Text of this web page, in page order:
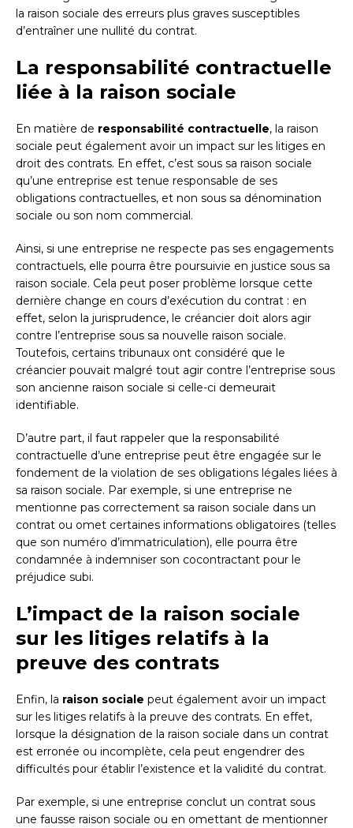
la raison sociale des erreurs plus graves susceptibles
d’entraîner une nullité du contrat.
La responsabilité contractuelle
liée à la raison sociale
En matière de responsabilité contractuelle, la raison
sociale peut également avoir un impact sur les litiges en
droit des contrats. En effet, c’est sous sa raison sociale
qu’une entreprise est tenue responsable de ses
obligations contractuelles, et non sous sa dénomination
sociale ou son nom commercial.
Ainsi, si une entreprise ne respecte pas ses engagements
contractuels, elle pourra être poursuivie en justice sous sa
raison sociale. Cela peut poser problème lorsque cette
dernière change en cours d’exécution du contrat : en
effet, selon la jurisprudence, le créancier doit alors agir
contre l’entreprise sous sa nouvelle raison sociale.
Toutefois, certains tribunaux ont considéré que le
créancier pouvait malgré tout agir contre l’entreprise sous
son ancienne raison sociale si celle-ci demeurait
identifiable.
D’autre part, il faut rappeler que la responsabilité
contractuelle d’une entreprise peut être engagée sur le
fondement de la violation de ses obligations légales liées à
sa raison sociale. Par exemple, si une entreprise ne
mentionne pas correctement sa raison sociale dans un
contrat ou omet certaines informations obligatoires (telles
que son numéro d’immatriculation), elle pourra être
condamnée à indemniser son cocontractant pour le
préjudice subi.
L’impact de la raison sociale
sur les litiges relatifs à la
preuve des contrats
Enfin, la raison sociale peut également avoir un impact
sur les litiges relatifs à la preuve des contrats. En effet,
lorsque la désignation de la raison sociale dans un contrat
est erronée ou incomplète, cela peut engendrer des
difficultés pour établir l’existence et la validité du contrat.
Par exemple, si une entreprise conclut un contrat sous
une fausse raison sociale ou en omettant de mentionner